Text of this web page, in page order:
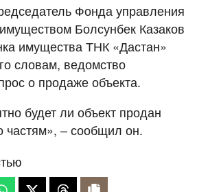
Фонда управления
Болсунбек Казаков
имущества ТНК «Дастан»
словам, ведомство
о продаже объекта.
будет ли объект продан
частям», – сообщил он.